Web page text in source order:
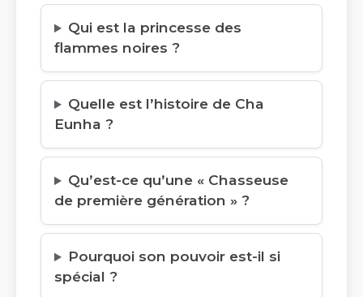
Qui est la princesse des
flammes noires ?
Quelle est l’histoire de Cha
Eunha ?
Qu’est-ce qu’une « Chasseuse
de première génération » ?
Pourquoi son pouvoir est-il si
spécial ?